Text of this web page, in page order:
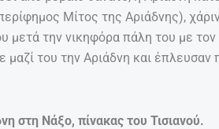
Μίτος της Αριάδνης),
μετά την νικηφόρα πάλη του με
του την Αριάδνη και έπλευσαν
στη Νάξο, πίνακας του Τισιανού.